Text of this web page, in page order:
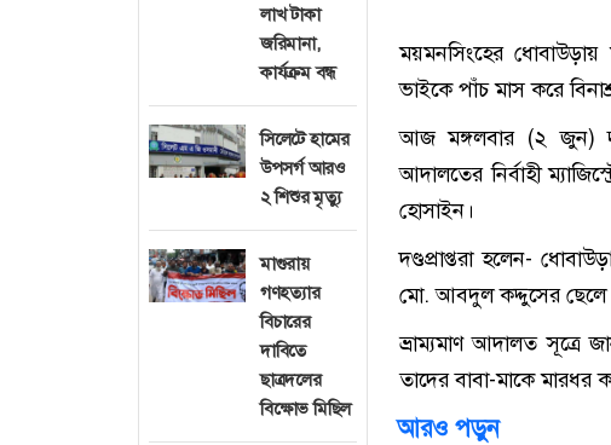
লাখ টাকা
জরিমানা,
কার্যক্রম বন্ধ
সিলেটে হামের
উপসর্গ আরও
২ শিশুর মৃত্যু
মাগুরায়
গণহত্যার
বিচারের
দাবিতে
ছাত্রদলের
বিক্ষোভ মিছিল
ময়মনসিংহের
ভাইকে পাঁচ মাস করে
আজ মঙ্গলবার (২ জুন)
আদালতের নির্বাহী
হোসাইন।
দণ্ডপ্রাপ্তরা হলেন-
মো. আবদুল কদ্দুসের
ভ্রাম্যমাণ আদালত সূত্রে
তাদের বাবা-মাকে
আরও পড়ুন